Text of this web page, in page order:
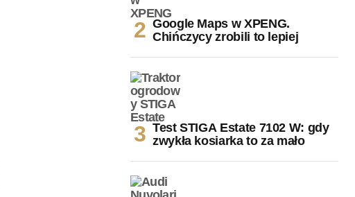
Google Maps w XPENG.
Chińczycy zrobili to lepiej
Test STIGA Estate 7102 W: gdy
zwykła kosiarka to za mało